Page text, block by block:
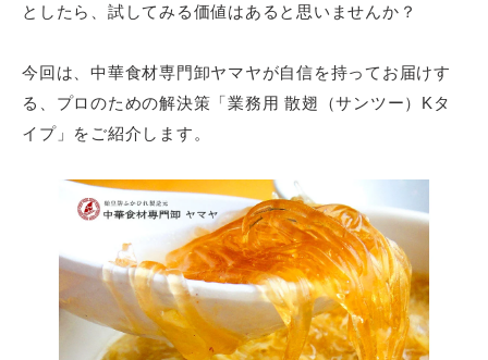
としたら、試してみる価値はあると思いませんか？
今回は、中華食材専門卸ヤマヤが自信を持ってお届けす
る、プロのための解決策「業務用 散翅（サンツー）Kタ
イプ」をご紹介します。